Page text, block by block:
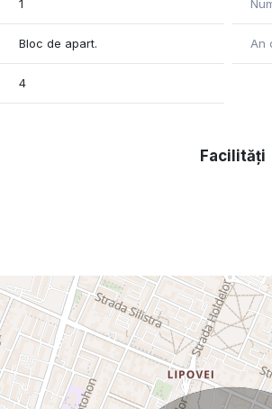
1
Bloc de apart. An
4
Facilități